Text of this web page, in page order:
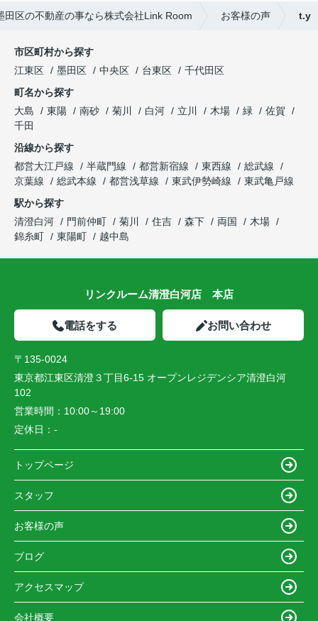
田区の不動産の事なら株式会社Link Room お客様の声 t.y
市区町村から探す
江東区
墨田区 中央区 台東区
千代田区
町名から探す
大島
東陽 南砂 菊川 白河 立川 木場 緑
佐賀
千田
沿線から探す
都営大江戸線
半蔵門線 都営新宿線 東西線
総武線
京葉線
総武本線 都営浅草線 東武伊勢崎線
東武亀戸線
駅から探す
清澄白河
門前仲町 菊川 住吉 森下 両国
木場
錦糸町
東陽町 越中島
リンクルーム清澄白河店 本店
電話をする お問い合わせ
〒135-0024
東京都江東区清澄３丁目6-15 オープンレジデンシア清澄白河
102
営業時間： 10:00～19:00
定休日： -
トップページ
スタッフ
お客様の声
ブログ
アクセスマップ
会社概要